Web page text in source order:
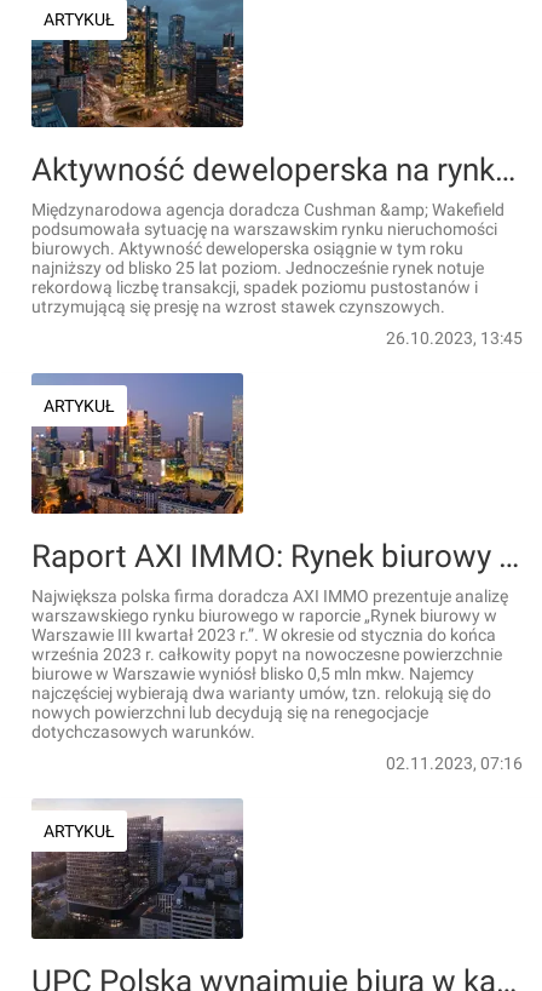
ARTYKUŁ
Aktywność deweloperska na rynku biurowym w Warszawie ostro hamuje
Międzynarodowa agencja doradcza Cushman &amp; Wakefield
podsumowała sytuację na warszawskim rynku nieruchomości
biurowych. Aktywność deweloperska osiągnie w tym roku
najniższy od blisko 25 lat poziom. Jednocześnie rynek notuje
rekordową liczbę transakcji, spadek poziomu pustostanów i
utrzymującą się presję na wzrost stawek czynszowych.
26.10.2023, 13:45
ARTYKUŁ
Raport AXI IMMO: Rynek biurowy w Warszawie III kwartał 2023 r.
Największa polska firma doradcza AXI IMMO prezentuje analizę
warszawskiego rynku biurowego w raporcie „Rynek biurowy w
Warszawie III kwartał 2023 r.”. W okresie od stycznia do końca
września 2023 r. całkowity popyt na nowoczesne powierzchnie
biurowe w Warszawie wyniósł blisko 0,5 mln mkw. Najemcy
najczęściej wybierają dwa warianty umów, tzn. relokują się do
nowych powierzchni lub decydują się na renegocjacje
dotychczasowych warunków.
02.11.2023, 07:16
ARTYKUŁ
UPC Polska wynajmuje biura w katowickim Global Office Park